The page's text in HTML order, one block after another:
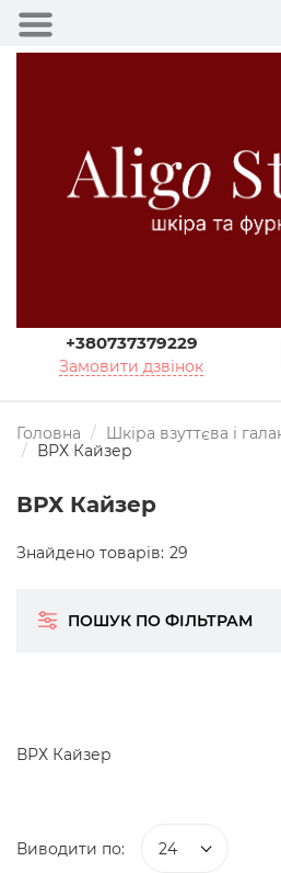
+380737379229
Замовити дзвінок
Головна
Шкіра взуттєва і
ВРХ Кайзер
ВРХ Кайзер
Знайдено товарів: 29
ПОШУК ПО ФІЛЬТРАМ
ВРХ Кайзер
Виводити по: 24